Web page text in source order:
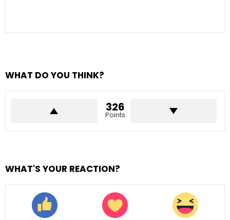
WHAT DO YOU THINK?
326
Points
WHAT'S YOUR REACTION?